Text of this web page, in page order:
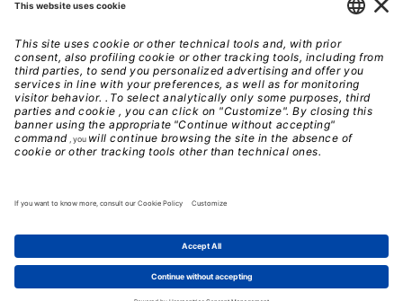
Note Legali
Privacy
Gestione Cookie